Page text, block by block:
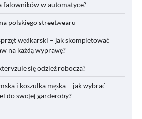
falowników w automatyce?
polskiego streetwearu
wędkarski – jak skompletować
na każdą wyprawę?
się odzież robocza?
i koszulka męska – jak wybrać
do swojej garderoby?